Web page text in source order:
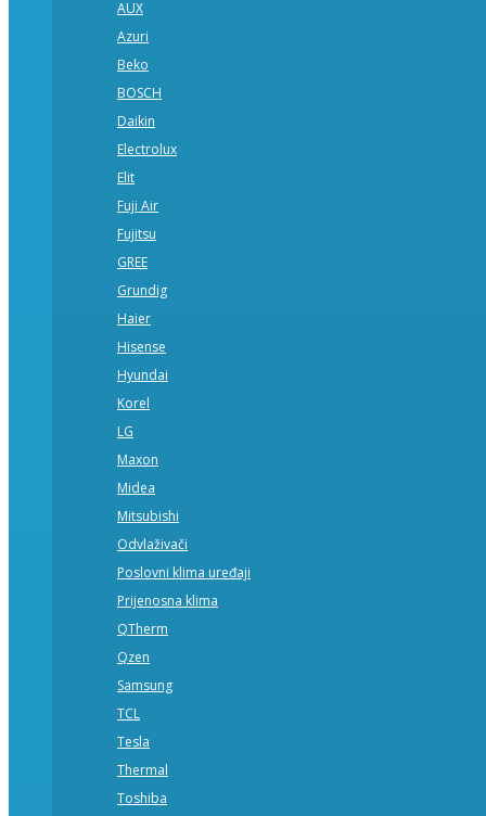
AUX
Azuri
Beko
BOSCH
Daikin
Electrolux
Elit
Fuji Air
Fujitsu
GREE
Grundig
Haier
Hisense
Hyundai
Korel
LG
Maxon
Midea
Mitsubishi
Odvlaživači
Poslovni klima uređaji
Prijenosna klima
QTherm
Qzen
Samsung
TCL
Tesla
Thermal
Toshiba